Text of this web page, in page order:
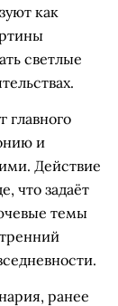
как
светлые
главного
и
Действие
что задаёт
темы
ранее